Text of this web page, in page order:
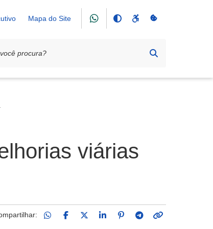
Mapa do Site
viárias